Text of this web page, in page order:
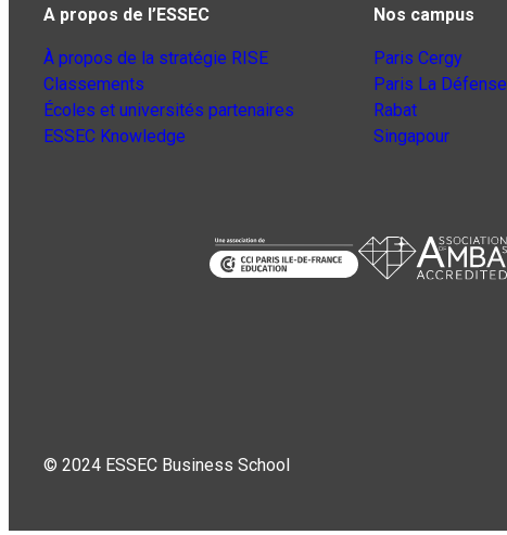
A propos de l’ESSEC
À propos de la stratégie RISE
Classements
Écoles et universités partenaires
ESSEC Knowledge
Nos campus
Paris Cergy
Paris La Défense
Rabat
Singapour
© 2024 ESSEC Business School